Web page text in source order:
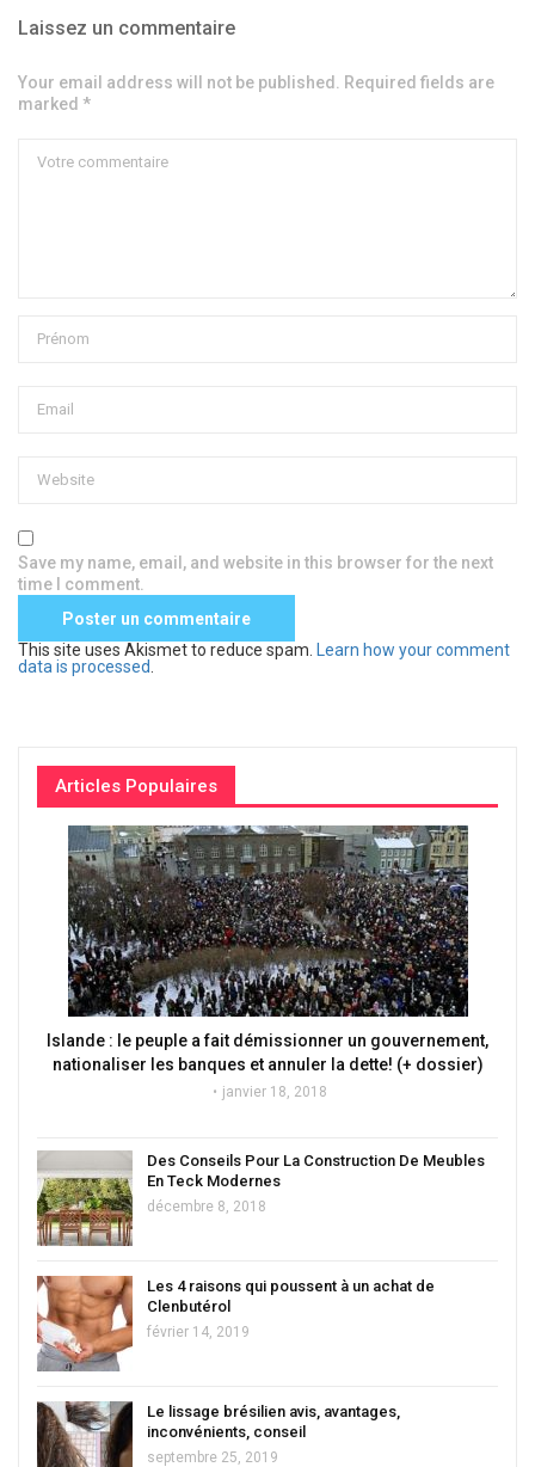
Laissez un commentaire
Your email address will not be published. Required fields are
marked *
Save my name, email, and website in this browser for the next
time I comment.
This site uses Akismet to reduce spam.
Learn how your comment
data is processed
Articles Populaires
Islande : le peuple a fait démissionner un gouvernement,
nationaliser les banques et annuler la dette! (+ dossier)
janvier 18, 2018
Des Conseils Pour La Construction De Meubles
En Teck Modernes
décembre 8, 2018
Les 4 raisons qui poussent à un achat de
Clenbutérol
février 14, 2019
Le lissage brésilien avis, avantages,
inconvénients, conseil
septembre 25, 2019